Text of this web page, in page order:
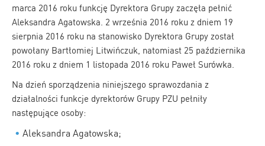
marca 2016 roku funkcję Dyrektora Grupy zaczęła pełnić
Aleksandra Agatowska. 2 września 2016 roku z dniem 19
sierpnia 2016 roku na stanowisko Dyrektora Grupy został
powołany Bartłomiej Litwińczuk, natomiast 25 października
2016 roku z dniem 1 listopada 2016 roku Paweł Surówka.
Na dzień sporządzenia niniejszego sprawozdania z
działalności funkcje dyrektorów Grupy PZU pełniły
następujące osoby:
Aleksandra Agatowska;